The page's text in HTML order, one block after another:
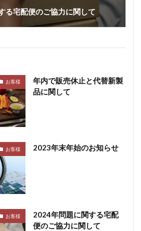
る宅配便のご協力に関して
お客様
年内で販売休止と代替新製
品に関して
お客様 2023年末年始のお知らせ
お客様
2024年問題に関する宅配
便のご協力に関して